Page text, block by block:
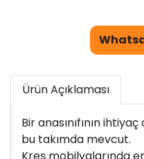
Ürün Açıklaması
Bir anasınıfının
bu takımda mevcut.